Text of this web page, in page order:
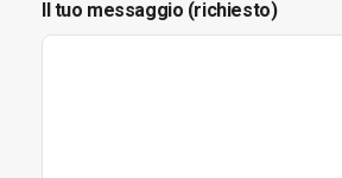
Il tuo messaggio (richiesto)